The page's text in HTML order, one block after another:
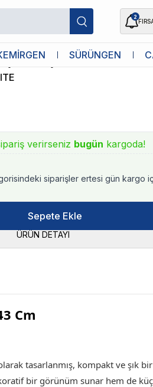
2
SÜRÜNGEN
Beyaz 48x24x43
verirseniz bugün kargoda!
siparişler ertesi gün kargo
Sepete Ekle
ÜRÜN DETAYI
Cm
tasarlanmış, kompakt ve şık
bir görünüm sunar hem de